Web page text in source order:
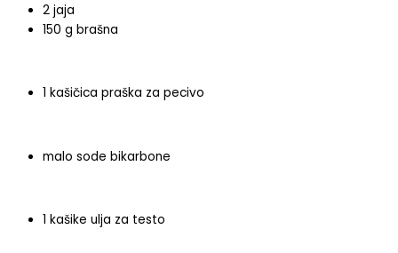
2 jaja
150 g brašna
1 kašičica praška za pecivo
malo sode bikarbone
1 kašike ulja za testo